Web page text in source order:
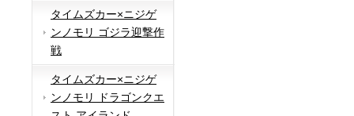
タイムズカー×ニジゲ
ンノモリ ゴジラ迎撃作
戦
タイムズカー×ニジゲ
ンノモリ ドラゴンクエ